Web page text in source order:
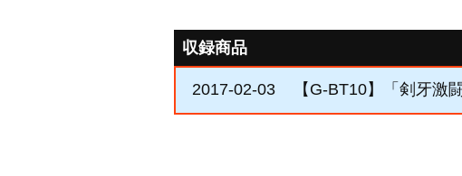
収録商品
2017-02-03 【G-BT10】「剣牙激闘